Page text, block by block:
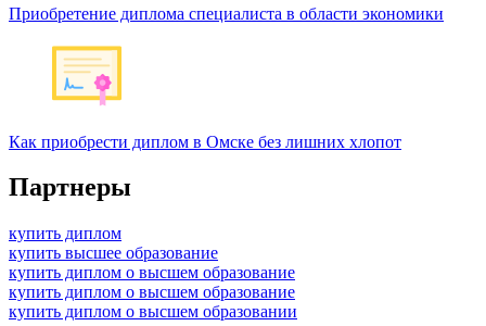
Приобретение диплома специалиста в области экономики
Как приобрести диплом в Омске без лишних хлопот
Партнеры
купить диплом
купить высшее образование
купить диплом о высшем образование
купить диплом о высшем образование
купить диплом о высшем образовании